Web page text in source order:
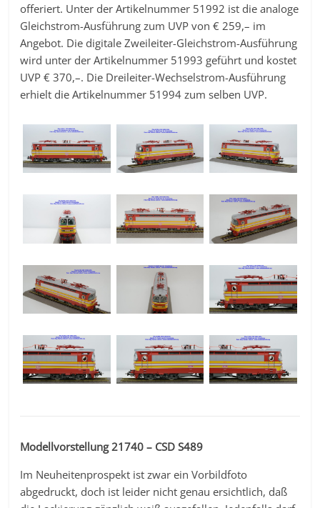
offeriert. Unter der Artikelnummer 51992 ist die analoge
Gleichstrom-Ausführung zum UVP von € 259,– im
Angebot. Die digitale Zweileiter-Gleichstrom-Ausführung
wird unter der Artikelnummer 51993 geführt und kostet
UVP € 370,–. Die Dreileiter-Wechselstrom-Ausführung
erhielt die Artikelnummer 51994 zum selben UVP.
Modellvorstellung 21740 – CSD S489
Im Neuheitenprospekt ist zwar ein Vorbildfoto
abgedruckt, doch ist leider nicht genau ersichtlich, daß